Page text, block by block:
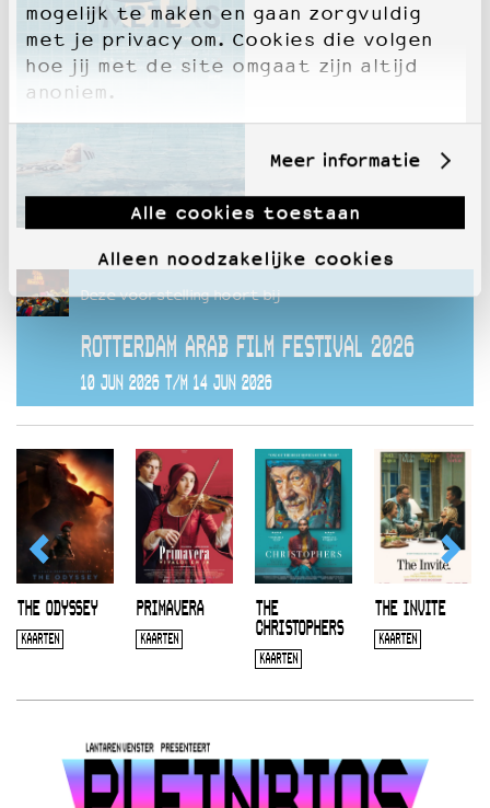
mogelijk te maken en gaan zorgvuldig
met je privacy om. Cookies die volgen
hoe jij met de site omgaat zijn altijd
anoniem.
Meer informatie
Alle cookies toestaan
Alleen noodzakelijke cookies
Deze voorstelling hoort bij
ROTTERDAM ARAB FILM FESTIVAL 2026
10 JUN 2026 T/M 14 JUN 2026
THE ODYSSEY
KAARTEN
PRIMAVERA
KAARTEN
THE
CHRISTOPHERS
KAARTEN
THE INVITE
KAARTEN